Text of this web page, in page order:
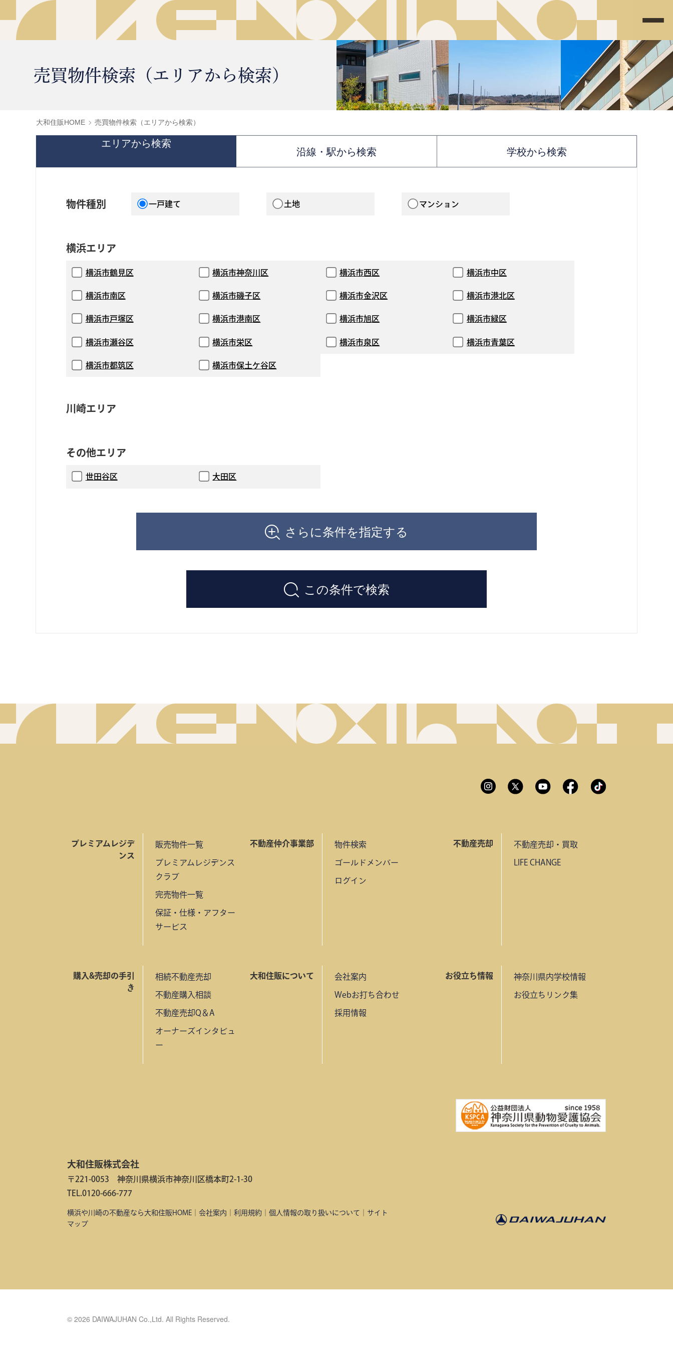
売買物件検索（エリアから検索）
大和住販HOME 売買物件検索（エリアから検索）
エリアから検索
沿線・駅から検索 学校から検索
物件種別 一戸建て 土地 マンション
横浜エリア
横浜市鶴見区 横浜市神奈川区 横浜市西区 横浜市中区
横浜市南区 横浜市磯子区 横浜市金沢区 横浜市港北区
横浜市戸塚区 横浜市港南区 横浜市旭区 横浜市緑区
横浜市瀬谷区 横浜市栄区 横浜市泉区 横浜市青葉区
横浜市都筑区 横浜市保土ケ谷区
川崎エリア
その他エリア
世田谷区 大田区
さらに条件を指定する
この条件で検索
プレミアムレジデ
ンス
販売物件一覧
プレミアムレジデンス
クラブ
完売物件一覧
保証・仕様・アフター
サービス
不動産仲介事業部 物件検索
ゴールドメンバー
ログイン
不動産売却 不動産売却・買取
LIFE CHANGE
購入&売却の手引
き
相続不動産売却
不動産購入相談
不動産売却Q＆A
オーナーズインタビュ
ー
大和住販について 会社案内
Webお打ち合わせ
採用情報
お役立ち情報 神奈川県内学校情報
お役立ちリンク集
大和住販株式会社
〒221-0053 神奈川県横浜市神奈川区橋本町2-1-30
TEL.0120-666-777
横浜や川崎の不動産なら大和住販HOME ｜会社案内 ｜利用規約 ｜個人情報の取り扱いについて
サイト
マップ
©2026 DAIWAJUHAN Co.,Ltd. All Rights Reserved.